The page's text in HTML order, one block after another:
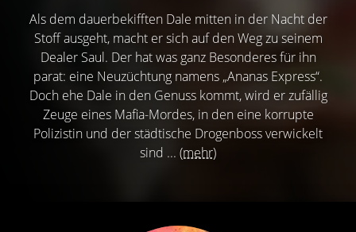
Als dem dauerbekifften Dale mitten in der Nacht der
Stoff ausgeht, macht er sich auf den Weg zu seinem
Dealer Saul. Der hat was ganz Besonderes für ihn
parat: eine Neuzüchtung namens „Ananas Express“.
Doch ehe Dale in den Genuss kommt, wird er zufällig
Zeuge eines Mafia-Mordes, in den eine korrupte
Polizistin und der städtische Drogenboss verwickelt
sind ... (mehr)